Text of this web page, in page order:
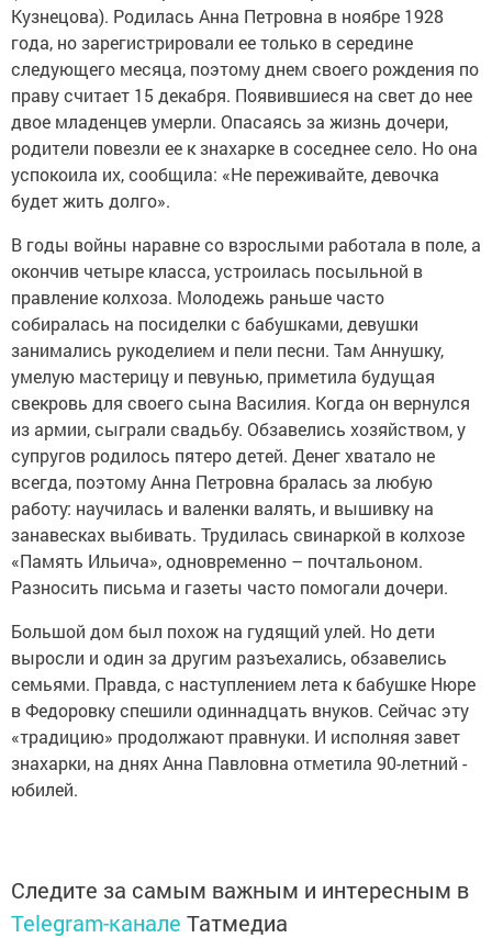
Кузнецова). Родилась Анна Петровна в ноябре 1928
года, но зарегистрировали ее только в середине
следующего месяца, поэтому днем своего рождения по
праву считает 15 декабря. Появившиеся на свет до нее
двое младенцев умерли. Опасаясь за жизнь дочери,
родители повезли ее к знахарке в соседнее село. Но она
успокоила их, сообщила: «Не переживайте, девочка
будет жить долго».
В годы войны наравне со взрослыми работала в поле, а
окончив четыре класса, устроилась посыльной в
правление колхоза. Молодежь раньше часто
собиралась на посиделки с бабушками, девушки
занимались рукоделием и пели песни. Там Аннушку,
умелую мастерицу и певунью, приметила будущая
свекровь для своего сына Василия. Когда он вернулся
из армии, сыграли свадьбу. Обзавелись хозяйством, у
супругов родилось пятеро детей. Денег хватало не
всегда, поэтому Анна Пет­ровна бралась за любую
работу: научилась и валенки валять, и вышивку на
занавесках выбивать. Трудилась свинаркой в колхозе
«Память Ильича», одновременно – почтальоном.
Разносить письма и газеты часто помогали дочери.
Большой дом был похож на гудящий улей. Но дети
выросли и один за другим разъехались, обзавелись
семьями. Правда, с наступлением лета к бабушке Нюре
в Федоровку спешили одиннадцать внуков. Сейчас эту
«традицию» продолжают правнуки. И исполняя завет
знахарки, на днях Анна Павловна отметила ­90-летний ­
юбилей.
Следите за самым важным и интересным в
Telegram-канале Татмедиа